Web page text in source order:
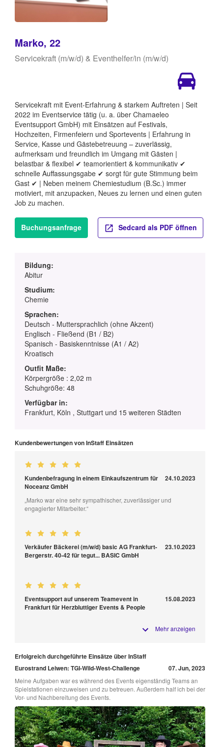
Marko, 22
Servicekraft (m/w/d) & Eventhelfer/in (m/w/d)
Servicekraft mit Event-Erfahrung & starkem Auftreten | Seit
2022 im Eventservice tätig (u. a. über Chamaeleo
Eventsupport GmbH) mit Einsätzen auf Festivals,
Hochzeiten, Firmenfeiern und Sportevents | Erfahrung in
Service, Kasse und Gästebetreuung – zuverlässig,
aufmerksam und freundlich im Umgang mit Gästen |
belastbar & flexibel ✔ teamorientiert & kommunikativ ✔
schnelle Auffassungsgabe ✔ sorgt für gute Stimmung beim
Gast ✔ | Neben meinem Chemiestudium (B.Sc.) immer
motiviert, mit anzupacken, Neues zu lernen und einen guten
Job zu machen.
Buchungsanfrage Sedcard als PDF öffnen
Bildung:
Abitur
Studium:
Chemie
Sprachen:
Deutsch - Muttersprachlich (ohne Akzent)
Englisch - Fließend (B1 / B2)
Spanisch - Basiskenntnisse (A1 / A2)
Kroatisch
Outfit Maße:
Körpergröße : 2,02 m
Schuhgröße: 48
Verfügbar in:
Frankfurt, Köln , Stuttgart und 15 weiteren Städten
Kundenbewertungen von InStaff Einsätzen
Kundenbefragung in einem Einkaufszentrum für
Noceanz GmbH
24.10.2023
„Marko war eine sehr sympathischer, zuverlässiger und
engagierter Mitarbeiter.“
Verkäufer Bäckerei (m/w/d) basic AG Frankfurt-
Bergerstr. 40-42 für tegut... BASIC GmbH
23.10.2023
Eventsupport auf unserem Teamevent in
Frankfurt für Herzbluttiger Events & People
15.08.2023
Mehr anzeigen
Erfolgreich durchgeführte Einsätze über InStaff
Eurostrand Leiwen: TGI-Wild-West-Challenge
07. Jun, 2023
Meine Aufgaben war es während des Events eigenständig Teams an
Spielstationen einzuweisen und zu betreuen. Außerdem half ich bei der
Vor- und Nachbereitung des Events.